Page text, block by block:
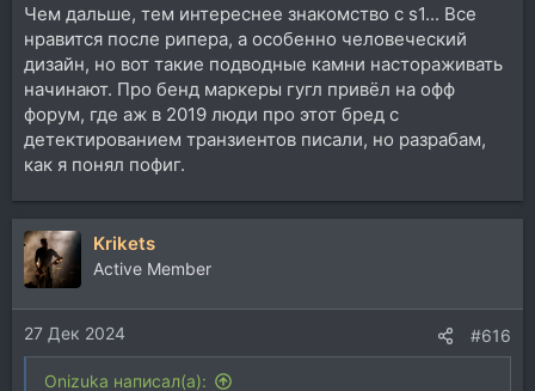
Чем дальше, тем интереснее знакомство с s1... Все
нравится после рипера, а особенно человеческий
дизайн, но вот такие подводные камни настораживать
начинают. Про бенд маркеры гугл привёл на офф
форум, где аж в 2019 люди про этот бред с
детектированием транзиентов писали, но разрабам,
как я понял пофиг.
Krikets
Active Member
27 Дек 2024 #616
Onizuka написал(а):